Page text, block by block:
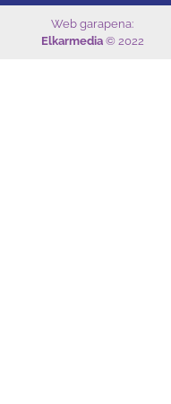
Web garapena:
Elkarmedia© 2022